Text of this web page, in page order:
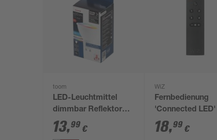
toom
LED-Leuchtmittel
dimmbar Reflektor
matt GU10 4,9 W 400
lm RGB - tunable
13,99 €
WiZ
Fernbedienung
'Connected LED'
Lampen und
18,99 €